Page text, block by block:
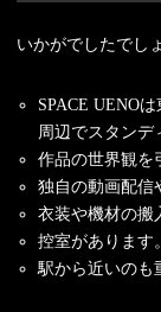
いかがでしたでし
SPACE UENO
周辺でスタンデ
作品の世界観を
独自の動画配信
衣装や機材の搬
控室があります。
駅から近いのも